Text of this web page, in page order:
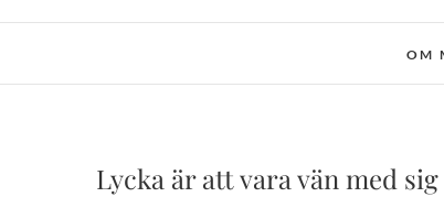
OM
Lycka är att vara vän med